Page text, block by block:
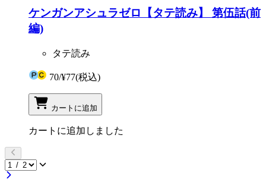
ケンガンアシュラゼロ【タテ読み】 第伍話(前
編)
タテ読み
70/¥77(税込)
カートに追加
カートに追加しました